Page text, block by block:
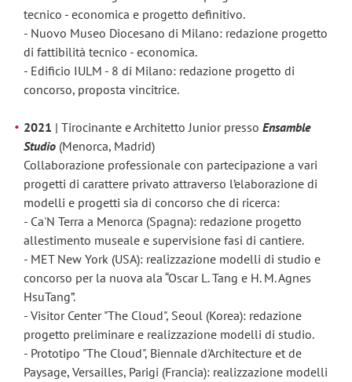
tecnico - economica e progetto definitivo.
- Nuovo Museo Diocesano di Milano: redazione progetto
di fattibilità tecnico - economica.
- Edificio IULM - 8 di Milano: redazione progetto di
concorso, proposta vincitrice.
2021 | Tirocinante e Architetto Junior pressoEnsamble
Studio (Menorca, Madrid)
Collaborazione professionale con partecipazione a vari
progetti di carattere privato attraverso l’elaborazione di
modelli e progetti sia di concorso che di ricerca:
- Ca'N Terra a Menorca (Spagna): redazione progetto
allestimento museale e supervisione fasi di cantiere.
- MET New York (USA): realizzazione modelli di studio e
concorso per la nuova ala “Oscar L. Tang e H. M. Agnes
HsuTang”.
- Visitor Center "The Cloud", Seoul (Korea): redazione
progetto preliminare e realizzazione modelli di studio.
- Prototipo "The Cloud", Biennale d'Architecture et de
Paysage, Versailles, Parigi (Francia): realizzazione modelli